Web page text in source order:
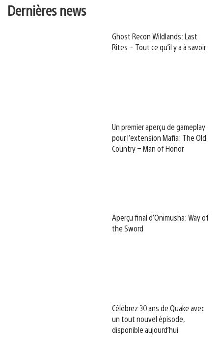
Dernières news
Ghost Recon Wildlands: Last
Rites – Tout ce qu’il y a à savoir
Un premier aperçu de gameplay
pour l’extension Mafia: The Old
Country – Man of Honor
Aperçu final d’Onimusha: Way of
the Sword
Célébrez 30 ans de Quake avec
un tout nouvel épisode,
disponible aujourd’hui